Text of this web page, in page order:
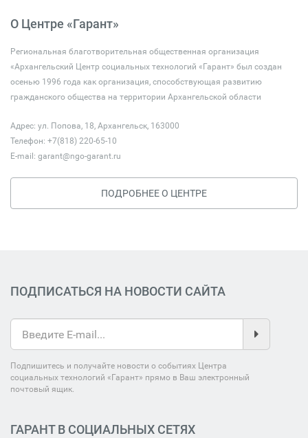
О Центре «Гарант»
Региональная благотворительная общественная организация
«Архангельский Центр социальных технологий «Гарант» был создан
осенью 1996 года как организация, способствующая развитию
гражданского общества на территории Архангельской области
Адрес: ул. Попова, 18, Архангельск, 163000
Телефон: +7(818) 220-65-10
E-mail: garant@ngo-garant.ru
ПОДРОБНЕЕ О ЦЕНТРЕ
ПОДПИСАТЬСЯ НА НОВОСТИ САЙТА
Подпишитесь и получайте новости о событиях Центра
социальных технологий «Гарант» прямо в Ваш электронный
почтовый ящик.
ГАРАНТ В СОЦИАЛЬНЫХ СЕТЯХ